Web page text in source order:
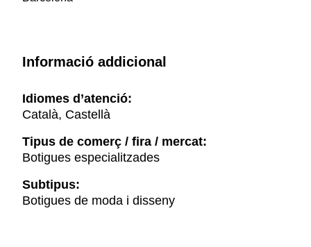
Informació addicional
Idiomes d’atenció:
Català, Castellà
Tipus de comerç / fira / mercat:
Botigues especialitzades
Subtipus:
Botigues de moda i disseny